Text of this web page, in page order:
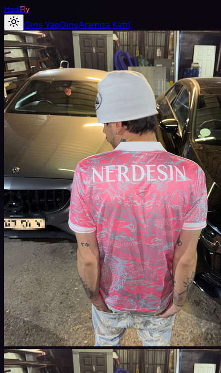
HadiFly
Giriş YapGirişAramıza Katıl